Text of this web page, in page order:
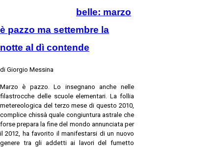
belle: marzo
è pazzo ma settembre la
notte al dì contende
di Giorgio Messina
Marzo è pazzo. Lo insegnano anche nelle
filastrocche delle scuole elementari. La follia
metereologica del terzo mese di questo 2010,
complice chissà quale congiuntura astrale che
forse prepara la fine del mondo annunciata per
il 2012, ha favorito il manifestarsi di un nuovo
genere tra gli addetti ai lavori del fumetto